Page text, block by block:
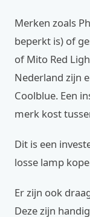
Merken zoals
beperkt is) of
of Mito Red
Nederland zijn
Coolblue. Een
merk kost
Dit is een
losse lamp
Er zijn ook
Deze zijn